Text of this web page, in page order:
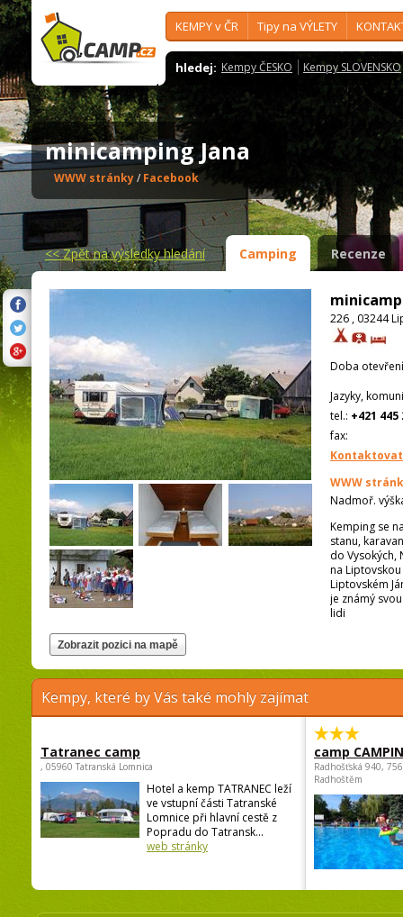
KEMPY v ČR Tipy na VÝLETY
hledej: Kempy ČESKO Kempy SLOVENSKO
minicamping Jana
WWW stránky/ Facebook
<<Zpět na výsledky hledání Camping Recenze
226 , 03244
Doba
Jazyky,
tel.: +421 445
fax:
WWW
Nadmoř.
Kemping se
stanu,
do Vysokých,
na
Liptovském
je známý
lidi
Kempy, které by Vás také mohly zajímat
Tatranec camp
, 05960 Tatranská Lomnica
Hotel a kemp TATRANEC leží
ve vstupní části Tatranské
Lomnice při hlavní cestě z
Popradu do Tatransk...
web stránky
camp
Radhošťská 940,
Radhoštěm